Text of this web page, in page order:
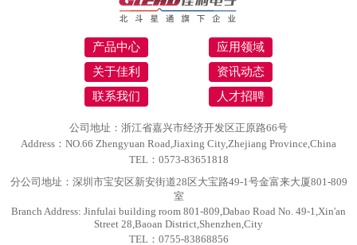
产品中心
应用领域
关于佳利
资讯动态
联系我们
人才招聘
公司地址：浙江省嘉兴市经济开发区正原路66号
Address：NO.66 Zhengyuan Road,Jiaxing City,Zhejiang Province,China
TEL：0573-83651818
分公司地址：深圳市宝安区新安街道28区大宝路49-1号金富来大厦801-809
室
Branch Address: Jinfulai building room 801-809,Dabao Road No. 49-1,Xin'an
Street 28,Baoan District,Shenzhen,City
TEL：0755-83868856